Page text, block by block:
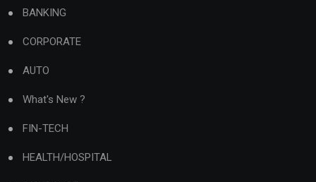
BANKING
CORPORATE
AUTO
What's New ?
FIN-TECH
HEALTH/HOSPITAL